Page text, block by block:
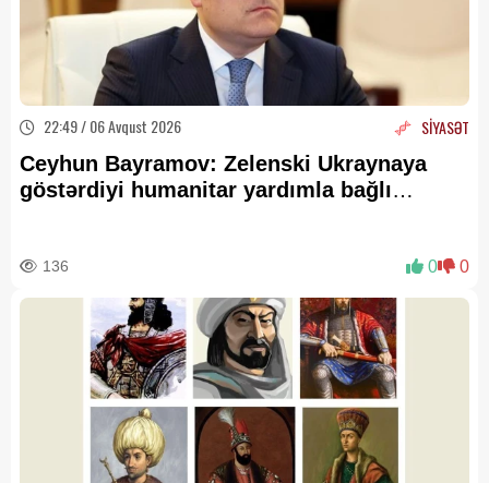
22:49 / 06 Avqust 2026 SİYASƏT
Ceyhun Bayramov: Zelenski Ukraynaya
göstərdiyi humanitar yardımla bağlı
136 0 0